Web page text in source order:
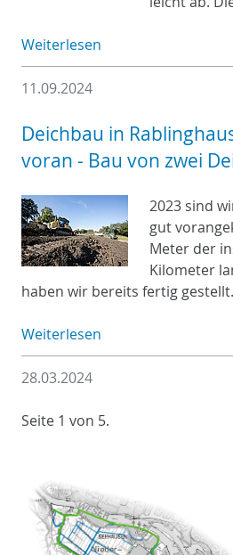
Weiterlesen
11.09.2024
Deichbau in
voran - Bau von zwei
2023 sind
gut
Meter der
Kilometer
haben wir bereits fertig
Weiterlesen
28.03.2024
Seite 1 von 5.